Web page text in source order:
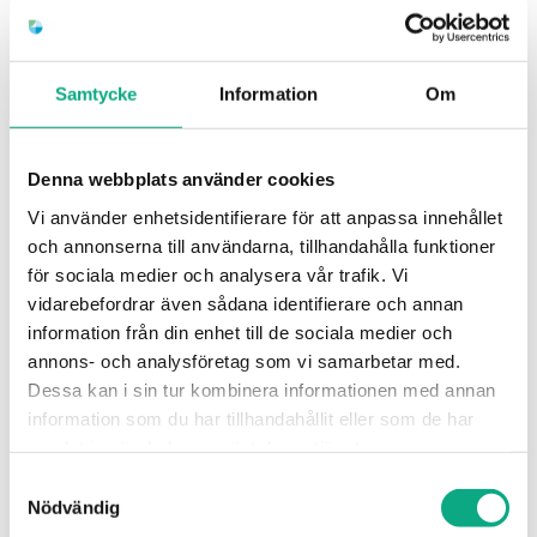
Samtycke Information Om
Denna webbplats använder cookies
Vi använder enhetsidentifierare för att anpassa innehållet
och annonserna till användarna, tillhandahålla funktioner
för sociala medier och analysera vår trafik. Vi
vidarebefordrar även sådana identifierare och annan
information från din enhet till de sociala medier och
annons- och analysföretag som vi samarbetar med.
Dessa kan i sin tur kombinera informationen med annan
information som du har tillhandahållit eller som de har
Nödvändig
fastigheter och hjälper privatpersoner,
fastighetsägare att undvika stopp och följdproblem
Med egna tekniker och välutrustade spol- och
sugbilar kan vi jobba effektivt och strukturerat med
god kvalitet. Du får tydlig återrapportering och ett
tryggt ansvarstagande genom hela processen, från
första samtal till färdig insats.